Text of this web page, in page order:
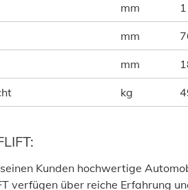
mm
mm
mm
kg
Kunden hochwertige
verfügen über reiche Erfahrung